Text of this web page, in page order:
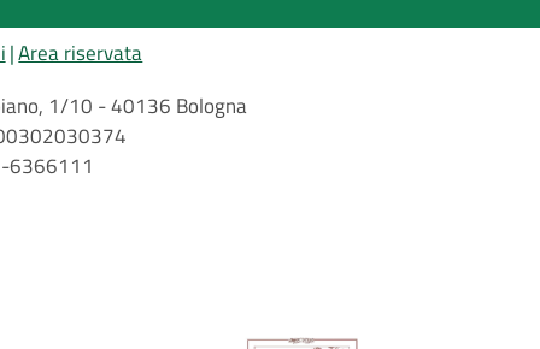
Area riservata
1/10 - 40136 Bologna
6366111